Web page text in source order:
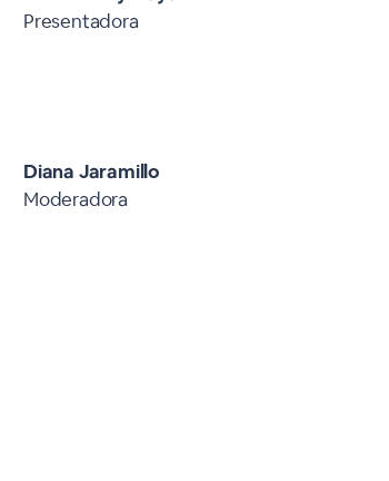
Presentadora
Diana Jaramillo
Moderadora